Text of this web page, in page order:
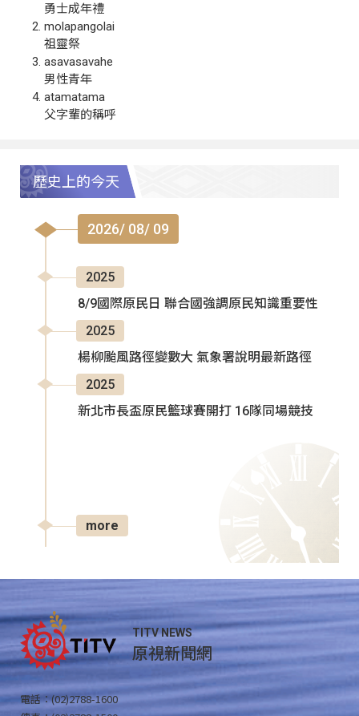
勇士成年禮
molapangolai
祖靈祭
asavasavahe
男性青年
atamatama
父字輩的稱呼
歷史上的今天
2026/ 08/ 09
2025
8/9國際原民日 聯合國強調原民知識重要性
2025
楊柳颱風路徑變數大 氣象署說明最新路徑
2025
新北市長盃原民籃球賽開打 16隊同場競技
more
TITV NEWS
原視新聞網
電話：(02)2788-1600